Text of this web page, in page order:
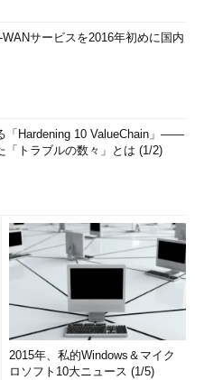
サービスを2016年初めに国内
「Hardening 10 ValueChain」――
「トラブルの数々」とは (1/2)
2015年、私的Windows＆マイク
ロソフト10大ニュース (1/5)